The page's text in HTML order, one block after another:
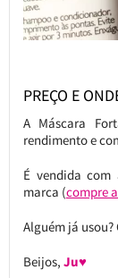
PREÇO E
A Máscara
rendimento e
É vendida
marca (compre
Alguém já
Beijos, Ju♥